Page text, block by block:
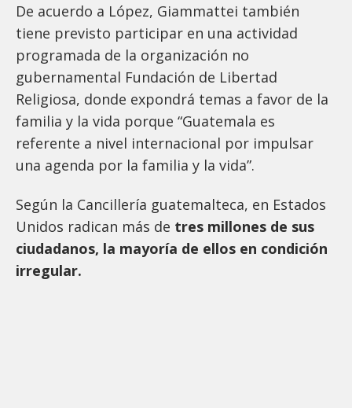
De acuerdo a López, Giammattei también
tiene previsto participar en una actividad
programada de la organización no
gubernamental Fundación de Libertad
Religiosa, donde expondrá temas a favor de la
familia y la vida porque “Guatemala es
referente a nivel internacional por impulsar
una agenda por la familia y la vida”.
Según la Cancillería guatemalteca, en Estados
Unidos radican más de tres millones de sus
ciudadanos, la mayoría de ellos en condición
irregular.